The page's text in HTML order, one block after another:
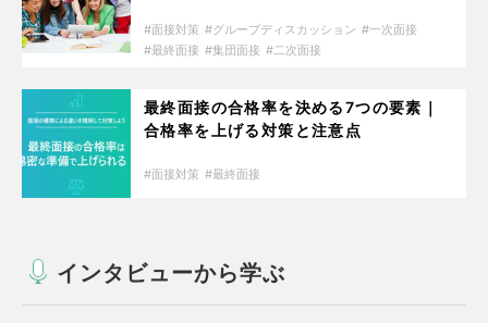
面接対策 グループディスカッション
一次面接
最終面接
集団面接 二次面接
最終面接の合格率を決める7つの要素｜
合格率を上げる対策と注意点
面接対策 最終面接
インタビューから学ぶ